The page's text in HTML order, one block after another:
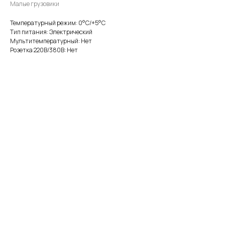
Малые грузовики
Температурный режим: 0°С/+5°С
Тип питания: Электрический
Мультитемпературный: Нет
Розетка 220В/380В: Нет